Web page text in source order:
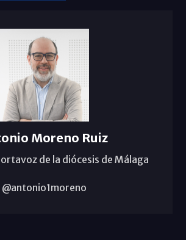
Moreno Ruiz
de la diócesis de Málaga
@antonio1moreno